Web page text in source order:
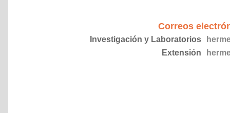
Correos
Investigación y Laboratorios
Extensión